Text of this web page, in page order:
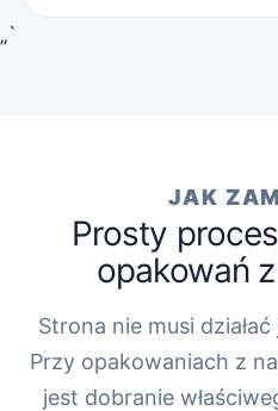
„`
JAK
Prosty
opakowań
Strona nie musi
Przy opakowaniach z
jest dobranie